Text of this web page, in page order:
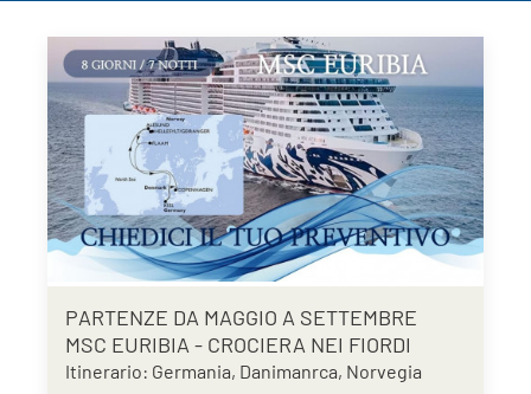
PARTENZE DA MAGGIO A SETTEMBRE
MSC EURIBIA - CROCIERA NEI FIORDI
Itinerario: Germania, Danimanrca, Norvegia